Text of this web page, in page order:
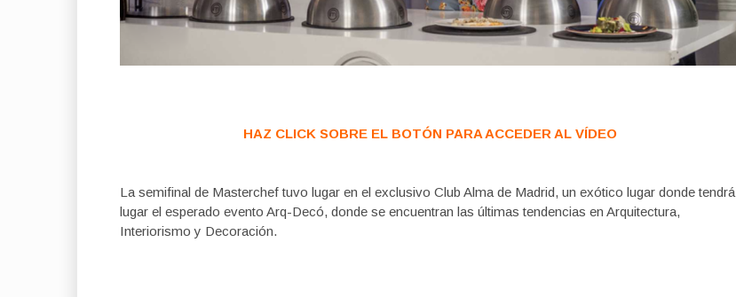
HAZ CLICK SOBRE EL BOTÓN PARA ACCEDER AL VÍDEO
La semifinal de Masterchef tuvo lugar en el exclusivo Club Alma de Madrid, un exótico lugar donde tendrá
lugar el esperado evento Arq-Decó, donde se encuentran las últimas tendencias en Arquitectura,
Interiorismo y Decoración.